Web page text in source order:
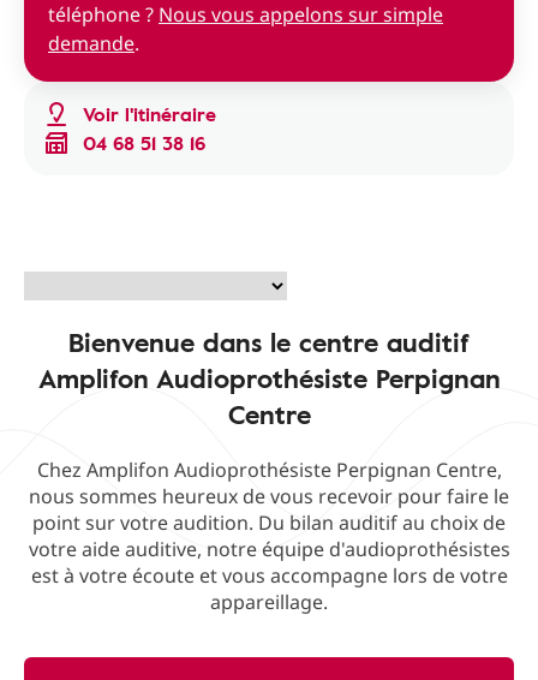
Voir l'itinéraire
04 68 51 38 16
téléphone ? Nous vous appelons sur simple
demande.
Bienvenue dans le centre auditif
Amplifon Audioprothésiste Perpignan
Centre
Chez Amplifon Audioprothésiste Perpignan Centre,
nous sommes heureux de vous recevoir pour faire le
point sur votre audition. Du bilan auditif au choix de
votre aide auditive, notre équipe d'audioprothésistes
est à votre écoute et vous accompagne lors de votre
appareillage.